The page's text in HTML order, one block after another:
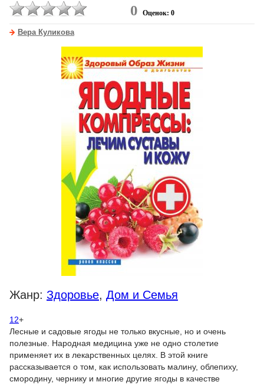
0 Оценок: 0
Вера Куликова
Жанр: Здоровье, Дом и Семья
12+
Лесные и садовые ягоды не только вкусные, но и очень
полезные. Народная медицина уже не одно столетие
применяет их в лекарственных целях. В этой книге
рассказывается о том, как использовать малину, облепиху,
смородину, чернику и многие другие ягоды в качестве